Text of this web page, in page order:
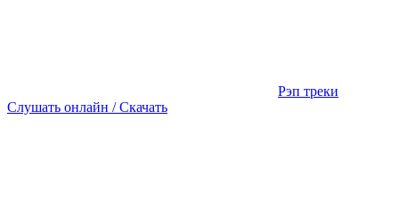
Рэп треки
Слушать онлайн / Скачать